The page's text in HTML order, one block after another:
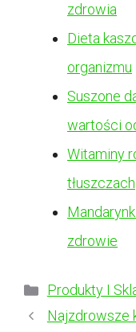
zdrowia
Dieta
organizmu
Suszone
wartości
Witaminy
tłuszczach
zdrowie
Kategorie
Produkty I
Najzdrowsze